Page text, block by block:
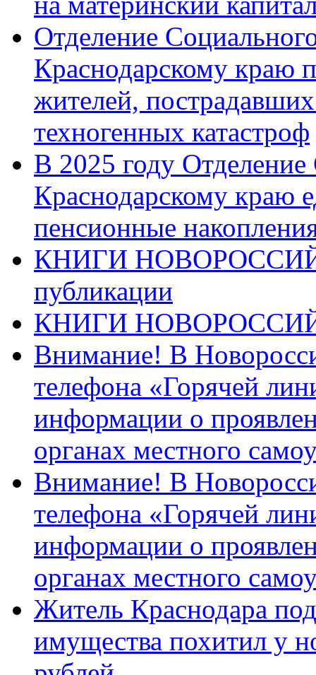
Отделение
Краснодарскому краю
жителей,
техногенных катастроф
В 2025 году
Краснодарскому краю
пенсионные
КНИГИ
публикации
КНИГИ
Внимание! В
телефона «Горячей
информации о
органах местного
Внимание! В
телефона «Горячей
информации о
органах местного
Житель Краснодара
имущества похитил у